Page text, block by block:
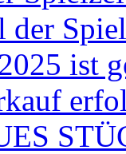
der
ist